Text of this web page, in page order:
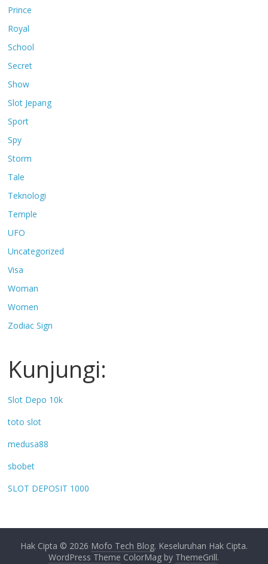
Prince
Royal
School
Secret
Show
Slot Jepang
Sport
Spy
Storm
Tale
Teknologi
Temple
UFO
Uncategorized
Visa
Woman
Women
Zodiac Sign
Kunjungi:
Slot Depo 10k
toto slot
medusa88
sbobet
SLOT DEPOSIT 1000
Hak Cipta © 2026 Mofo Tech Blog. Keseluruhan Hak Cipta.
WordPress Theme ColorMag by ThemeGrill.